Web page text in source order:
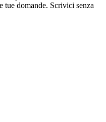
tue domande. Scrivici senza